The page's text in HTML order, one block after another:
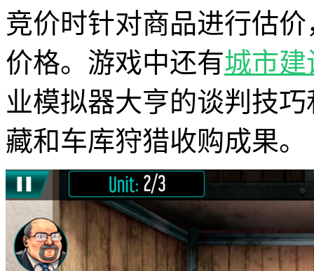
竞价时针对商品进行估
价格。游戏中还有城市建
业模拟器大亨的谈判技
藏和车库狩猎收购成果。